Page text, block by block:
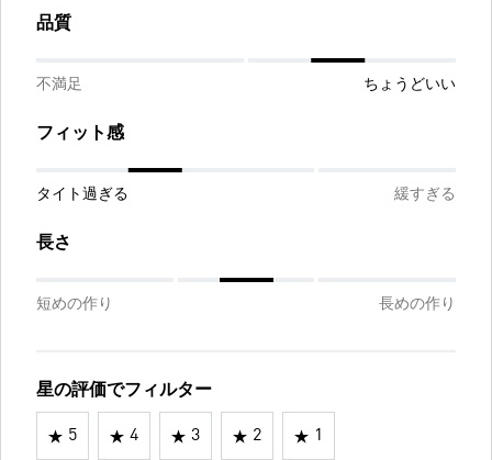
品質
不満足 ちょうどいい
フィット感
タイト過ぎる 緩すぎる
長さ
短めの作り 長めの作り
星の評価でフィルター
5 4 3 2 1